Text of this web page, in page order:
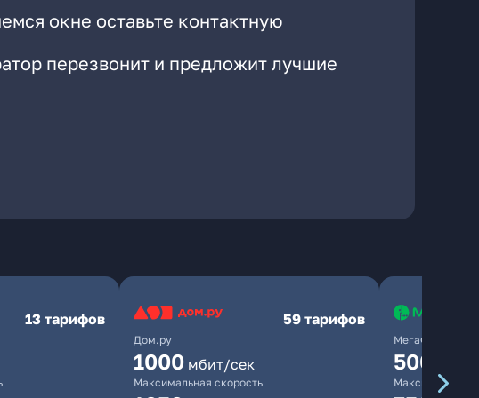
окне оставьте контактную
перезвонит и предложит лучшие
13 тарифов
Дом.ру
59 тарифов
1000 мбит/сек
Максимальная скорость
МегаФон
500
Максимальная